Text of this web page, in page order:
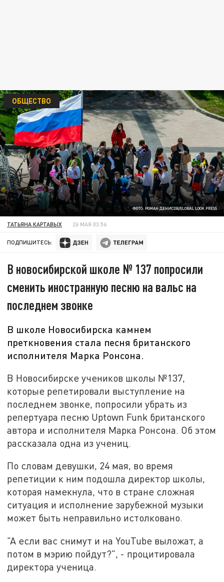
ФОТО: РОМАН ДЕНИСОВ/GLOBAL LOOK PRESS
ОБЩЕСТВО
ТАТЬЯНА КАРТАВЫХ 26 МАЯ 03:56
ПОДПИШИТЕСЬ:
В новосибирской школе № 137 попросили
сменить иностранную песню на вальс на
последнем звонке
В школе Новосибирска камнем
преткновения стала песня британского
исполнителя Марка Ронсона.
В Новосибирске учеников школы №137,
которые репетировали выступление на
последнем звонке, попросили убрать из
репертуара песню Uptown Funk британского
автора и исполнителя Марка Ронсона. Об этом
рассказала одна из учениц.
По словам девушки, 24 мая, во время
репетиции к ним подошла директор школы,
которая намекнула, что в стране сложная
ситуация и исполнение зарубежной музыки
может быть неправильно истолковано.
"А если вас снимут и на YouTube выложат, а
потом в мэрию пойдут?", - процитировала
директора ученица.